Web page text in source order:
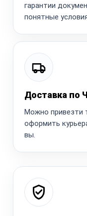
гарантии
понятные
Доставка по
Можно привезти
оформить
вы.